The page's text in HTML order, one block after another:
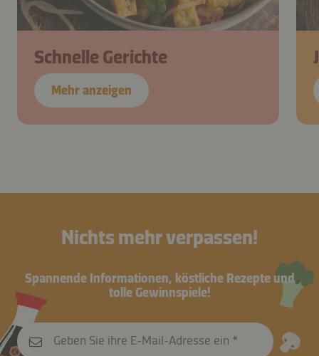
Schnelle Gerichte
Mehr anzeigen
Nichts mehr verpassen!
Spannende Informationen, köstliche Rezepte und
tolle Gewinnspiele!
Geben Sie ihre E-Mail-Adresse ein